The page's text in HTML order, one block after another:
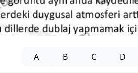
A B C D